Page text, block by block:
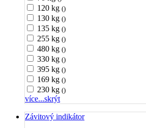
120 kg ()
130 kg ()
135 kg ()
255 kg ()
480 kg ()
330 kg ()
395 kg ()
169 kg ()
230 kg ()
více...skrýt
Závitový indikátor